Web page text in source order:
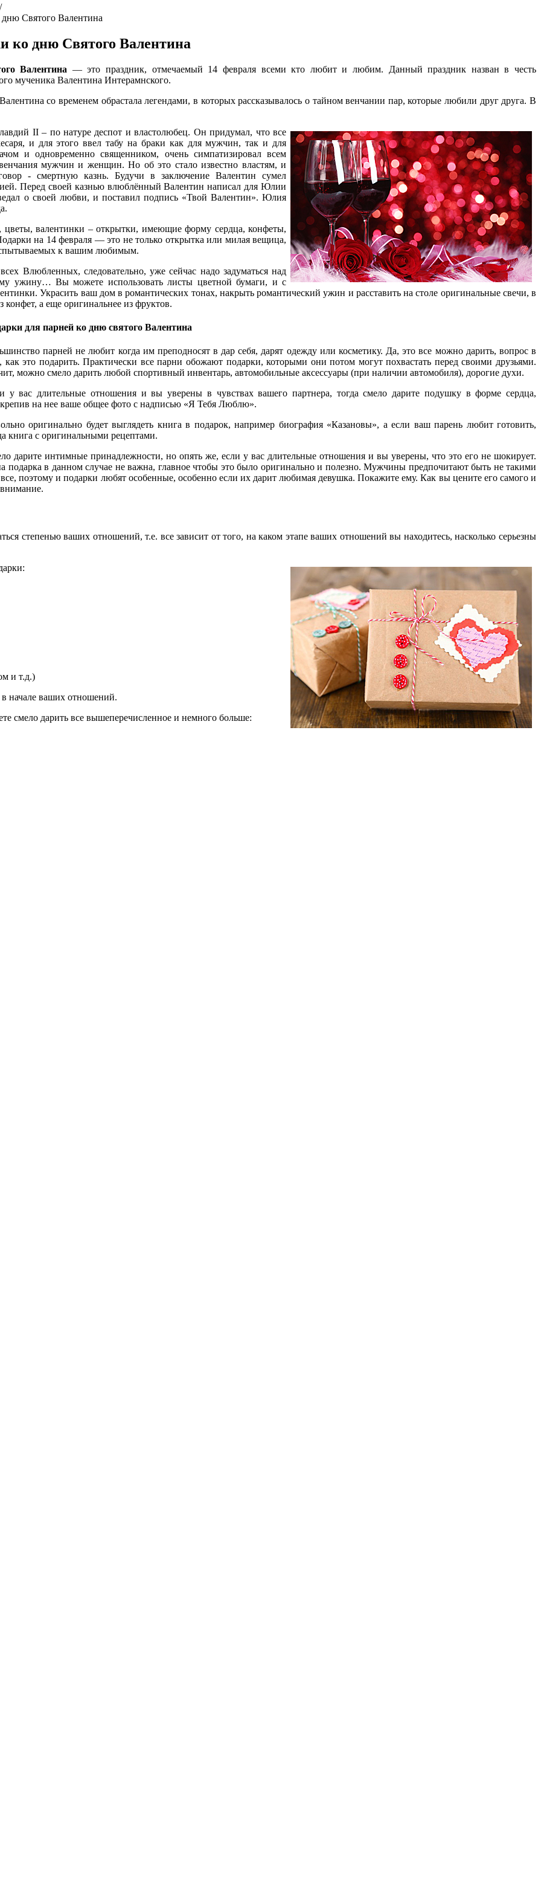
/
Святого Валентина
ко дню Святого Валентина
Валентина — это праздник, отмечаемый 14 февраля всеми кто любит и любим. Данный праздник назван в честь
мученика Валентина Интерамнского.
со временем обрастала легендами, в которых рассказывалось о тайном венчании пар, которые любили друг друга. В
II – по натуре деспот и властолюбец. Он придумал, что все
и для этого ввел табу на браки как для мужчин, так и для
и одновременно священником, очень симпатизировал всем
мужчин и женщин. Но об это стало известно властям, и
- смертную казнь. Будучи в заключение Валентин сумел
Перед своей казнью влюблённый Валентин написал для Юлии
о своей любви, и поставил подпись «Твой Валентин». Юлия
валентинки – открытки, имеющие форму сердца, конфеты,
на 14 февраля — это не только открытка или милая вещица,
к вашим любимым.
Влюбленных, следовательно, уже сейчас надо задуматься над
ужину… Вы можете использовать листы цветной бумаги, и с
Украсить ваш дом в романтических тонах, накрыть романтический ужин и расставить на столе оригинальные свечи, в
конфет, а еще оригинальнее из фруктов.
для парней ко дню святого Валентина
парней не любит когда им преподносят в дар себя, дарят одежду или косметику. Да, это все можно дарить, вопрос в
как это подарить. Практически все парни обожают подарки, которыми они потом могут похвастать перед своими друзьями.
можно смело дарить любой спортивный инвентарь, автомобильные аксессуары (при наличии автомобиля), дорогие духи.
у вас длительные отношения и вы уверены в чувствах вашего партнера, тогда смело дарите подушку в форме сердца,
на нее ваше общее фото с надписью «Я Тебя Люблю».
оригинально будет выглядеть книга в подарок, например биография «Казановы», а если ваш парень любит готовить,
книга с оригинальными рецептами.
дарите интимные принадлежности, но опять же, если у вас длительные отношения и вы уверены, что это его не шокирует.
подарка в данном случае не важна, главное чтобы это было оригинально и полезно. Мужчины предпочитают быть не такими
поэтому и подарки любят особенные, особенно если их дарит любимая девушка. Покажите ему. Как вы цените его самого и
степенью ваших отношений, т.е. все зависит от того, на каком этапе ваших отношений вы находитесь, насколько серьезны
и т.д.)
в начале ваших отношений.
смело дарить все вышеперечисленное и немного больше: